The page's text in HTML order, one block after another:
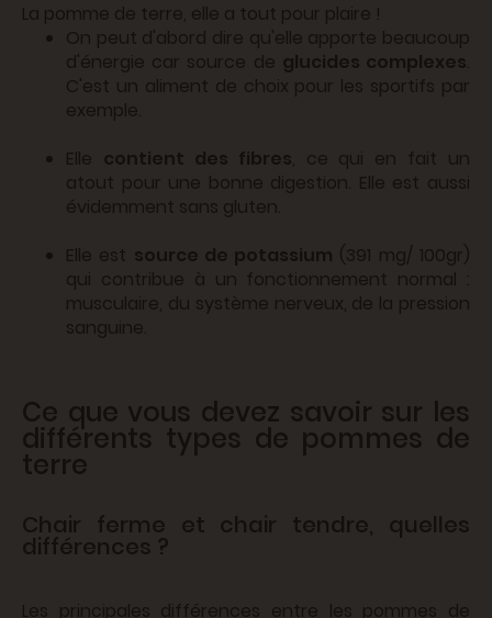
La pomme de terre, elle a tout pour plaire !
On peut d'abord dire qu'elle apporte beaucoup
d'énergie car source de glucides complexes.
C'est un aliment de choix pour les sportifs par
exemple.
Elle contient des fibres, ce qui en fait un
atout pour une bonne digestion. Elle est aussi
évidemment sans gluten.
Elle est source de potassium (391 mg/ 100gr)
qui contribue à un fonctionnement normal :
musculaire, du système nerveux, de la pression
sanguine.
Ce que vous devez savoir sur les
différents types de pommes de
terre
Chair ferme et chair tendre, quelles
différences ?
Les principales différences entre les pommes de